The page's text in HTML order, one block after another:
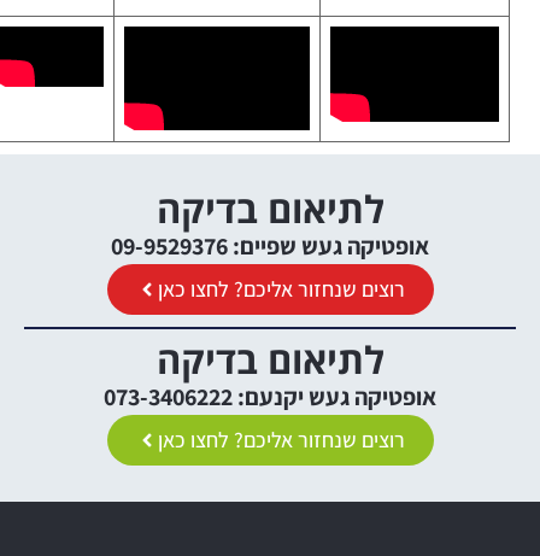
לתיאום בדיקה
אופטיקה געש שפיים: 09-9529376
רוצים שנחזור אליכם? לחצו כאן
לתיאום בדיקה
אופטיקה געש יקנעם: 073-3406222
רוצים שנחזור אליכם? לחצו כאן